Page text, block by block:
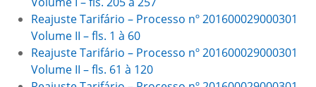
Reajuste Tarifário – Processo nº 201600029000301
Volume II – fls. 1 à 60
Reajuste Tarifário – Processo nº 201600029000301
Volume II – fls. 61 à 120